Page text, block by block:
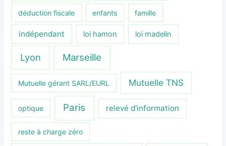
déduction fiscale enfants famille
indépendant loi hamon loi madelin
Lyon Marseille
Mutuelle gérant SARL/EURL Mutuelle TNS
optique Paris relevé d'information
reste à charge zéro